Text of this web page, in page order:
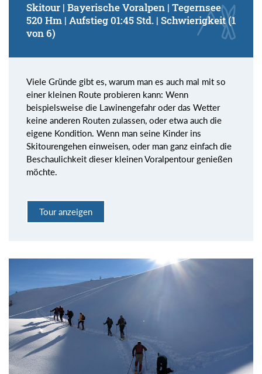
Skitour | Bayerische Voralpen | Tegernsee
520 Hm | Aufstieg 01:45 Std. | Schwierigkeit (1
von 6)
Viele Gründe gibt es, warum man es auch mal mit so
einer kleinen Route probieren kann: Wenn
beispielsweise die Lawinengefahr oder das Wetter
keine anderen Routen zulassen, oder etwa auch die
eigene Kondition. Wenn man seine Kinder ins
Skitourengehen einweisen, oder man ganz einfach die
Beschaulichkeit dieser kleinen Voralpentour genießen
möchte.
Tour anzeigen